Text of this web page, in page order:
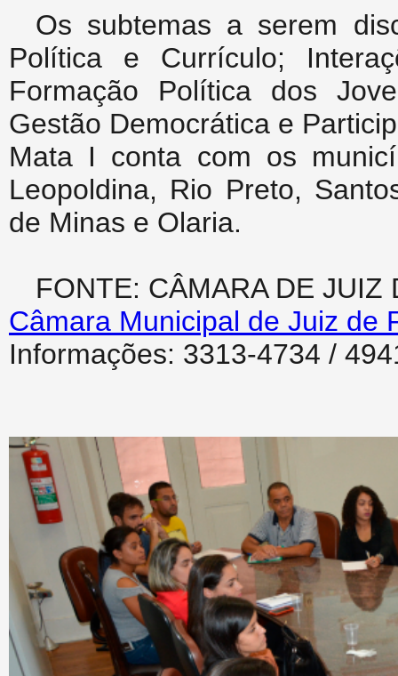
Os subtemas a serem
Política e Currículo;
Formação Política dos
Gestão Democrática e
Mata I conta com os
Leopoldina, Rio Preto,
de Minas e Olaria.
FONTE: CÂMARA DE
Câmara Municipal de Juiz de
Informações: 3313-4734 /